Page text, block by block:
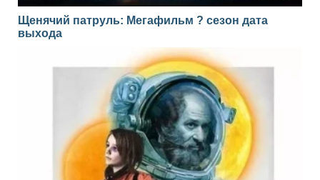
Щенячий патруль: Мегафильм ? сезон дата
выхода